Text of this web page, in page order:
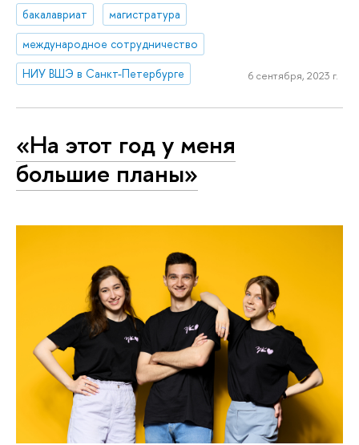
бакалавриат
магистратура
международное сотрудничество
НИУ ВШЭ в Санкт-Петербурге
6 сентября, 2023 г.
«На этот год у меня
большие планы»